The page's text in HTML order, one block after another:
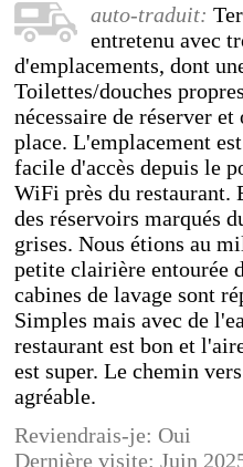
auto-traduit:
entretenu avec
d'emplacements, dont
Toilettes/douches
nécessaire de réserver
place. L'emplacement
facile d'accès depuis le
WiFi près du restaurant.
des réservoirs marqués
grises. Nous étions au
petite clairière entourée
cabines de lavage sont
Simples mais avec de
restaurant est bon et
est super. Le chemin
agréable.
Reviendrais-je: Oui
Dernière visite: Juin